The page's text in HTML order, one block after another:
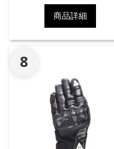
商品詳細
8